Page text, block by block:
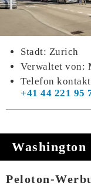
Stadt: Zurich
Verwaltet von:
Telefon
+41 44 221 95
Washington
Peloton-